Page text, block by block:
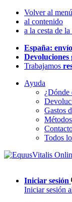
Volver al
al contenido
a la cesta de
España:
Devoluciones
Trabajamos
Ayuda
¿Dónde
Gastos
Todos
Iniciar sesión
Iniciar sesión